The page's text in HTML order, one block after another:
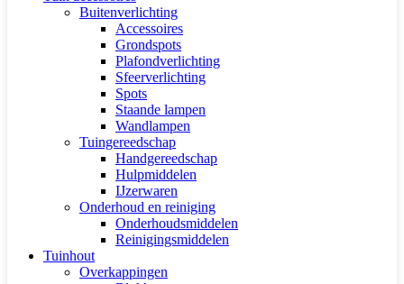
Buitenverlichting
Accessoires
Grondspots
Plafondverlichting
Sfeerverlichting
Spots
Staande lampen
Wandlampen
Tuingereedschap
Handgereedschap
Hulpmiddelen
IJzerwaren
Onderhoud en reiniging
Onderhoudsmiddelen
Reinigingsmiddelen
Tuinhout
Overkappingen